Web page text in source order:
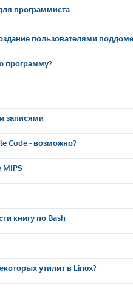
программиста
пользователями
программу?
записями
Code - возможно?
книгу по Bash
утилит в Linux?